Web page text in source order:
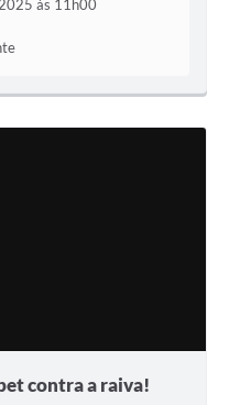
às 11h00
contra a raiva!